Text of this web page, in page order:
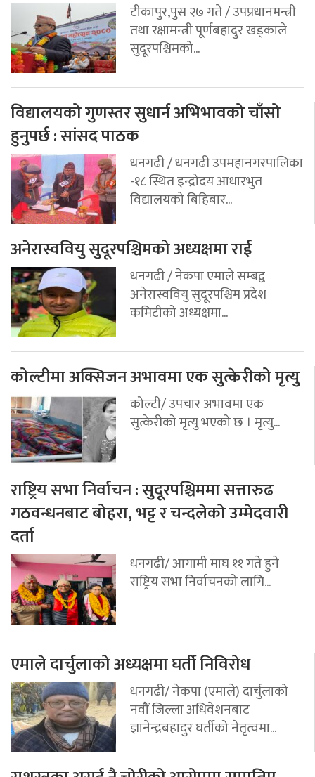
टीकापुर,पुस २७ गते / उपप्रधानमन्त्री
तथा रक्षामन्त्री पूर्णबहादुर खड्काले
सुदूरपश्चिमको...
विद्यालयको गुणस्तर सुधार्न अभिभावको चाँसो
हुनुपर्छ : सांसद पाठक
धनगढी / धनगढी उपमहानगरपालिका
-१८ स्थित इन्द्रोदय आधारभुत
विद्यालयको बिहिबार...
अनेरास्ववियु सुदूरपश्चिमको अध्यक्षमा राई
धनगढी / नेकपा एमाले सम्बद्व
अनेरास्ववियु सुदूरपश्चिम प्रदेश
कमिटीको अध्यक्षमा...
कोल्टीमा अक्सिजन अभावमा एक सुत्केरीको मृत्यु
कोल्टी/ उपचार अभावमा एक
सुत्केरीको मृत्यु भएको छ । मृत्यु...
राष्ट्रिय सभा निर्वाचन : सुदूरपश्चिममा सत्तारुढ
गठवन्धनबाट बोहरा, भट्ट र चन्दलेको उम्मेदवारी
दर्ता
धनगढी/ आगामी माघ ११ गते हुने
राष्ट्रिय सभा निर्वाचनको लागि...
एमाले दार्चुलाको अध्यक्षमा घर्ती निविरोध
धनगढी/ नेकपा (एमाले) दार्चुलाको
नवौं जिल्ला अधिवेशनबाट
ज्ञानेन्द्रबहादुर घर्तीको नेतृत्वमा...